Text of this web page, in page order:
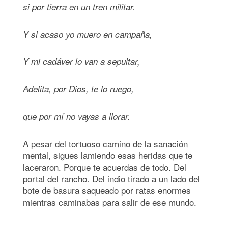
si por tierra en un tren militar.
Y si acaso yo muero en campaña,
Y mi cadáver lo van a sepultar,
Adelita, por Dios, te lo ruego,
que por mí no vayas a llorar.
A pesar del tortuoso camino de la sanación
mental, sigues lamiendo esas heridas que te
laceraron. Porque te acuerdas de todo. Del
portal del rancho. Del indio tirado a un lado del
bote de basura saqueado por ratas enormes
mientras caminabas para salir de ese mundo.